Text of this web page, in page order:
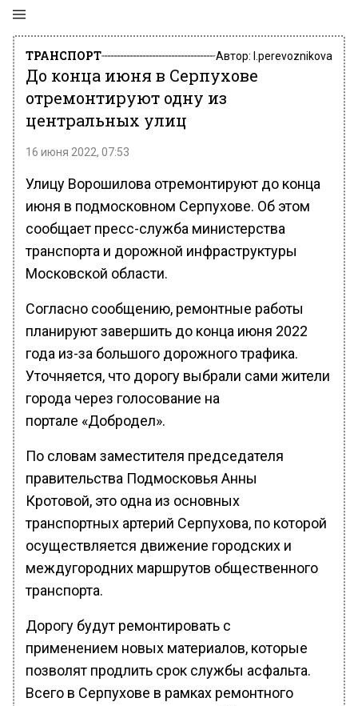
ТРАНСПОРТ Автор: l.perevoznikova
До конца июня в Серпухове
отремонтируют одну из
центральных улиц
16 июня 2022, 07:53
Улицу Ворошилова отремонтируют до конца
июня в подмосковном Серпухове. Об этом
сообщает пресс-служба министерства
транспорта и дорожной инфраструктуры
Московской области.
Согласно сообщению, ремонтные работы
планируют завершить до конца июня 2022
года из-за большого дорожного трафика.
Уточняется, что дорогу выбрали сами жители
города через голосование на
портале «Добродел».
По словам заместителя председателя
правительства Подмосковья Анны
Кротовой, это одна из основных
транспортных артерий Серпухова, по которой
осуществляется движение городских и
междугородних маршрутов общественного
транспорта.
Дорогу будут ремонтировать с
применением новых материалов, которые
позволят продлить срок службы асфальта.
Всего в Серпухове в рамках ремонтного